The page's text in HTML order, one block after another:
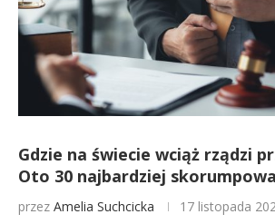
Gdzie na świecie wciąż rządzi
Oto 30 najbardziej
przez Amelia Suchcicka 17 listopada